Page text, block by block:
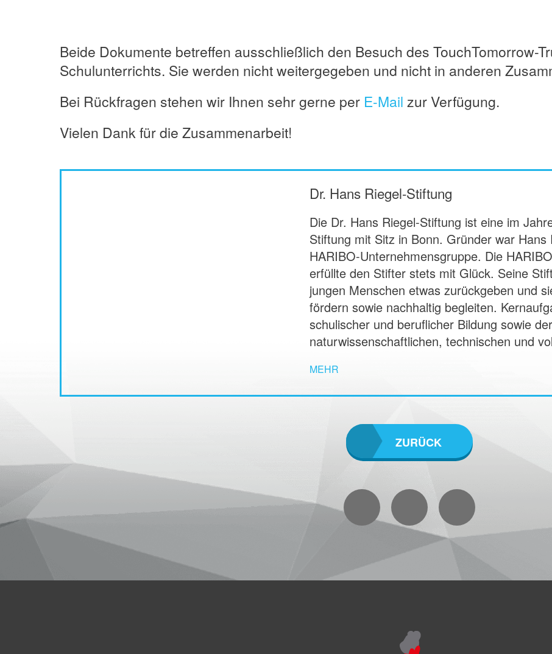
Beide Dokumente betreffen ausschließlich den Besuch des TouchTomorrow-
Schulunterrichts. Sie werden nicht weitergegeben und nicht in anderen
Bei Rückfragen stehen wir Ihnen sehr gerne per E-Mail zur Verfügung.
Vielen Dank für die Zusammenarbeit!
Dr. Hans Riegel-Stiftung
Die Dr. Hans Riegel-Stiftung ist eine im
Stiftung mit Sitz in Bonn. Gründer war
HARIBO-Unternehmensgruppe. Die
erfüllte den Stifter stets mit Glück. Seine
jungen Menschen etwas zurückgeben und
fördern sowie nachhaltig begleiten.
schulischer und beruflicher Bildung sowie
naturwissenschaftlichen, technischen und
MEHR
ZURÜCK
Facebook Instagram YouTube